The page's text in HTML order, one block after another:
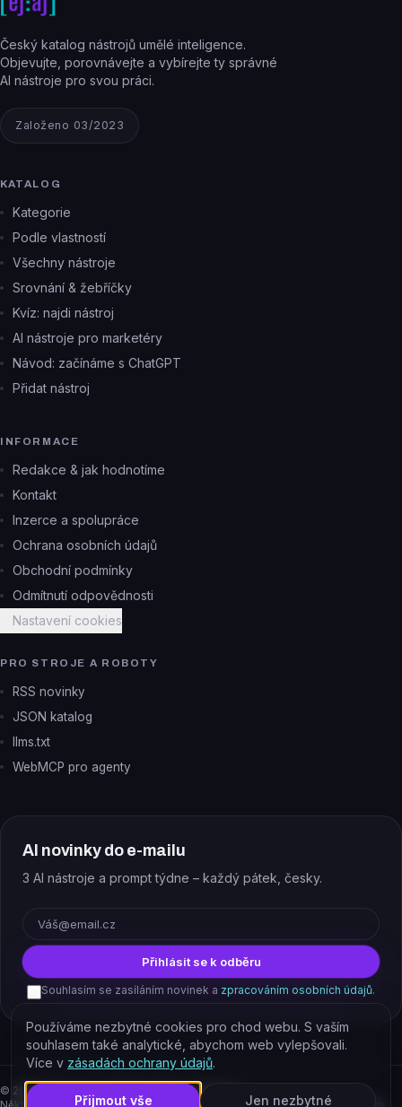
Český katalog nástrojů umělé inteligence.
Objevujte, porovnávejte a vybírejte ty správné
AI nástroje pro svou práci.
Založeno 03/2023
KATALOG
Kategorie
Podle vlastností
Všechny nástroje
Srovnání & žebříčky
Kvíz: najdi nástroj
AI nástroje pro marketéry
Návod: začínáme s ChatGPT
Přidat nástroj
INFORMACE
Redakce & jak hodnotíme
Kontakt
Inzerce a spolupráce
Ochrana osobních údajů
Obchodní podmínky
Odmítnutí odpovědnosti
Nastavení cookies
PRO STROJE A ROBOTY
RSS novinky
JSON katalog
llms.txt
WebMCP pro agenty
AI novinky do e-mailu
3 AI nástroje a prompt týdne – každý pátek, česky.
Přihlásit se k odběru
Souhlasím se zasíláním novinek a zpracováním osobních údajů.
© 2026
EJAJ s.r.o. – všechna práva vyhrazena.
Používáme nezbytné cookies pro chod webu. S vaším
souhlasem také analytické, abychom web vylepšovali.
Více v zásadách ochrany údajů.
Přijmout vše Jen nezbytné